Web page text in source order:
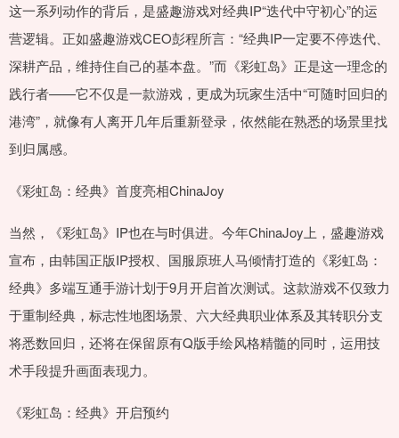
这一系列动作的背后，是盛趣游戏对经典IP“迭代中守初心”的运
营逻辑。正如盛趣游戏CEO彭程所言：“经典IP一定要不停迭代、
深耕产品，维持住自己的基本盘。”而《彩虹岛》正是这一理念的
践行者——它不仅是一款游戏，更成为玩家生活中“可随时回归的
港湾”，就像有人离开几年后重新登录，依然能在熟悉的场景里找
到归属感。
《彩虹岛：经典》首度亮相ChinaJoy
当然，《彩虹岛》IP也在与时俱进。今年ChinaJoy上，盛趣游戏
宣布，由韩国正版IP授权、国服原班人马倾情打造的《彩虹岛：
经典》多端互通手游计划于9月开启首次测试。这款游戏不仅致力
于重制经典，标志性地图场景、六大经典职业体系及其转职分支
将悉数回归，还将在保留原有Q版手绘风格精髓的同时，运用技
术手段提升画面表现力。
《彩虹岛：经典》开启预约